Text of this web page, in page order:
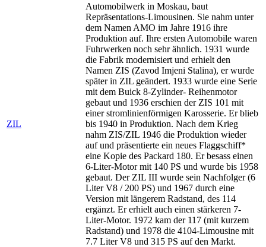
ZIL
Automobilwerk in Moskau, baut
Repräsentations-Limousinen. Sie nahm unter
dem Namen AMO im Jahre 1916 ihre
Produktion auf. Ihre ersten Automobile waren
Fuhrwerken noch sehr ähnlich. 1931 wurde
die Fabrik modernisiert und erhielt den
Namen ZIS (Zavod Imjeni Stalina), er wurde
später in ZIL geändert. 1933 wurde eine Serie
mit dem Buick 8-Zylinder- Reihenmotor
gebaut und 1936 erschien der ZIS 101 mit
einer stromlinienförmigen Karosserie. Er blieb
bis 1940 in Produktion. Nach dem Krieg
nahm ZIS/ZIL 1946 die Produktion wieder
auf und präsentierte ein neues Flaggschiff*
eine Kopie des Packard 180. Er besass einen
6-Liter-Motor mit 140 PS und wurde bis 1958
gebaut. Der ZIL III wurde sein Nachfolger (6
Liter V8 / 200 PS) und 1967 durch eine
Version mit längerem Radstand, des 114
ergänzt. Er erhielt auch einen stärkeren 7-
Liter-Motor. 1972 kam der 117 (mit kurzem
Radstand) und 1978 die 4104-Limousine mit
7.7 Liter V8 und 315 PS auf den Markt.